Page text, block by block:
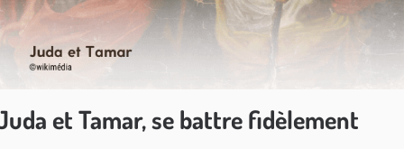
et Tamar, se battre fidèlement